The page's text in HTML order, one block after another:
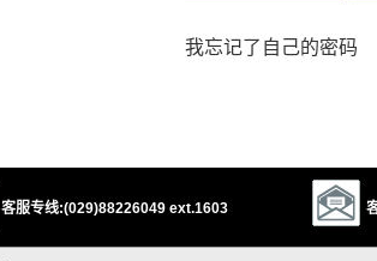
我忘记了自己的密码
客服专线:(029)88226049 ext.1603